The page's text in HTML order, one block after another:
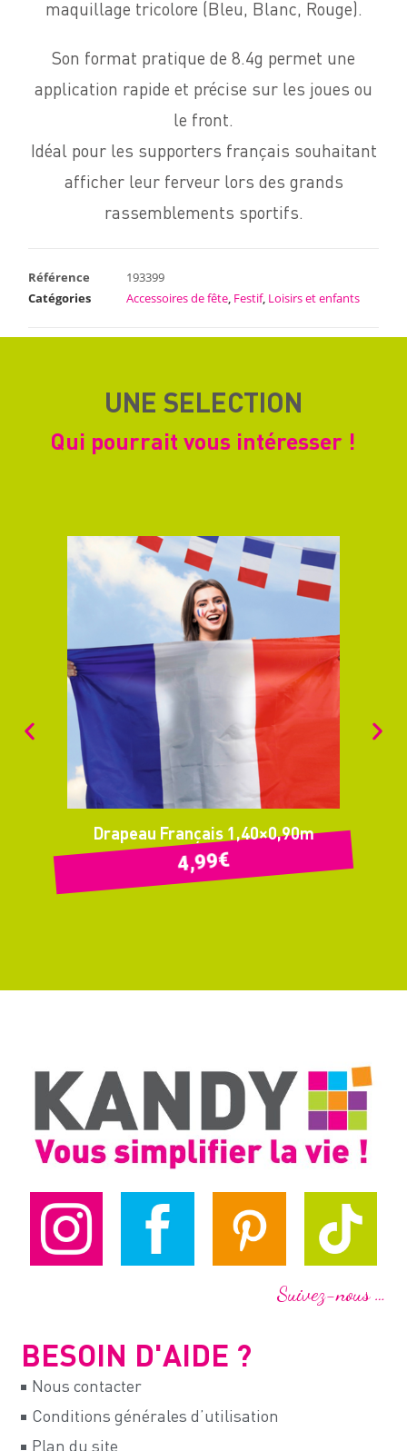
maquillage tricolore (Bleu, Blanc, Rouge).
Son format pratique de 8.4g permet une
application rapide et précise sur les joues ou
le front.
Idéal pour les supporters français souhaitant
afficher leur ferveur lors des grands
rassemblements sportifs.
Référence
193399
Catégories
Accessoires de fête Festif, Loisirs et enfants
UNE SELECTION
Qui pourrait vous intéresser !
Drapeau Français 1,40×0,90m
4,99€
Suivez-nous …
BESOIN D'AIDE ?
Nous contacter
Conditions générales d’utilisation
Plan du site